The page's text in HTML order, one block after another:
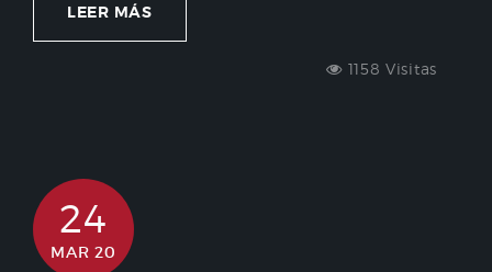
LEER MÁS
1158 Visitas
24
MAR 20